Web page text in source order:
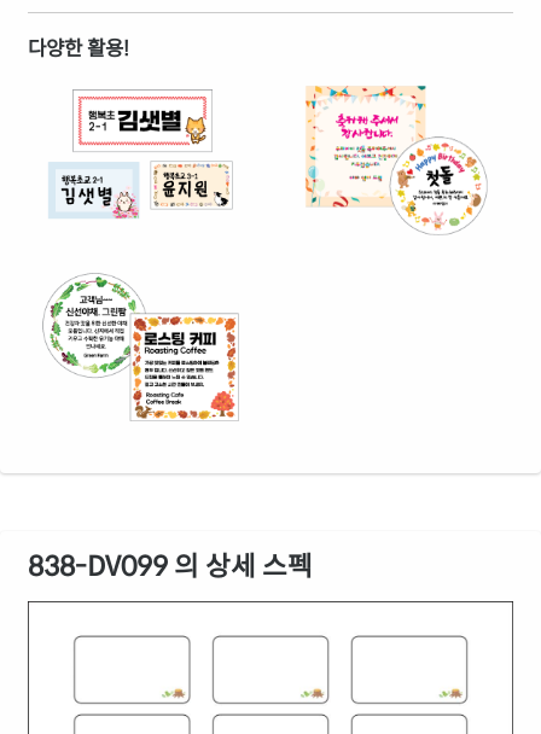
다양한 활용!
838-DV099 의 상세 스펙